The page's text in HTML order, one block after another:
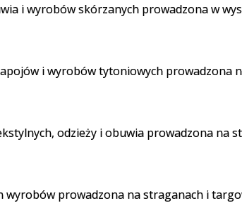
i wyrobów skórzanych prowadzona w
i wyrobów tytoniowych prowadzona
odzieży i obuwia prowadzona na
wyrobów prowadzona na straganach i